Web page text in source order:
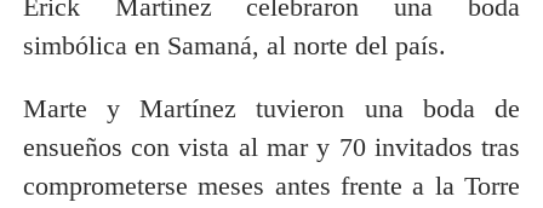
Erick Martínez celebraron una boda
simbólica en Samaná, al norte del país.
Marte y Martínez tuvieron una boda de
ensueños con vista al mar y 70 invitados tras
comprometerse meses antes frente a la Torre